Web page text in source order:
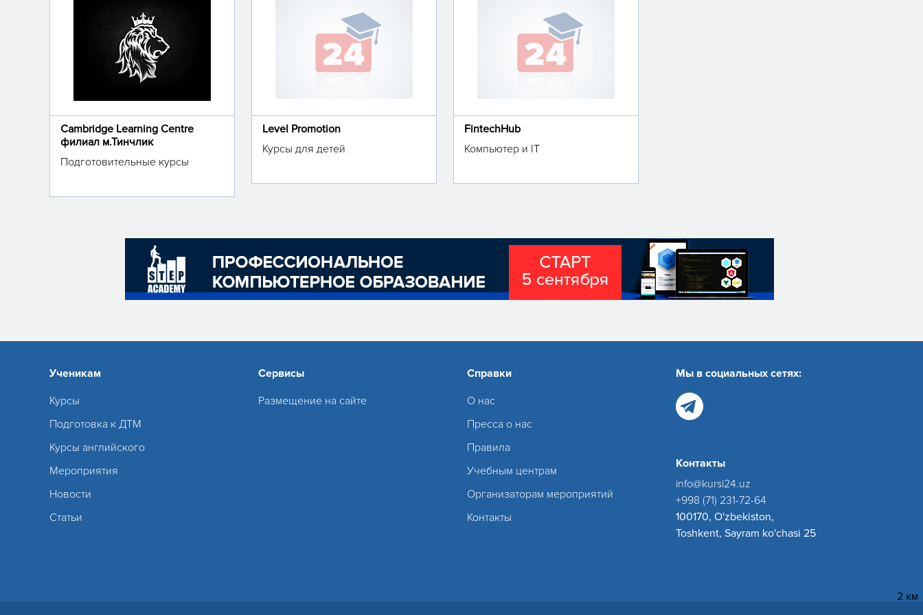
2 км
Cambridge Learning Centre
филиал м.Тинчлик
Подготовительные курсы
Level Promotion
Курсы для детей
FintechHub
Компьютер и IT
Ученикам
Курсы
Подготовка к ДТМ
Курсы английского
Мероприятия
Новости
Статьи
Сервисы
Размещение на сайте
Справки
О нас
Пресса о нас
Правила
Учебным центрам
Организаторам мероприятий
Контакты
Мы в социальных сетях:
Контакты
info@kursi24.uz
+998 (71) 231-72-64
100170, O'zbekiston,
Toshkent, Sayram ko'chasi 25